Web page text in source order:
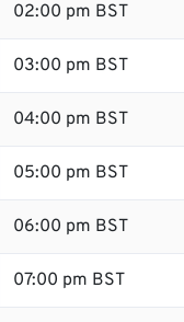
02:00 pm BST
03:00 pm BST
04:00 pm BST
05:00 pm BST
06:00 pm BST
07:00 pm BST